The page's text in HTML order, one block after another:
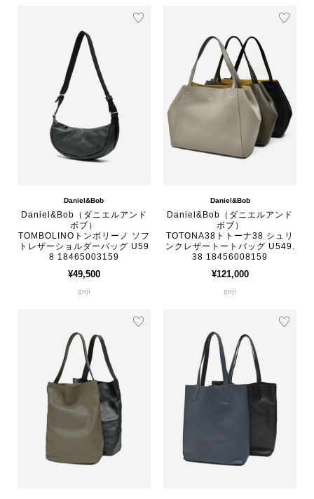
Daniel&Bob
Daniel&Bob（ダニエルアンド
ボブ）
TOMBOLINOトンボリーノ ソフ
トレザーショルダーバッグ U59
8 18465003159
¥49,500
guji
Daniel&Bob
Daniel&Bob（ダニエルアンド
ボブ）
TOTONA38トトーナ38 シュリ
ンクレザートートバッグ U549.
38 18456008159
¥121,000
guji